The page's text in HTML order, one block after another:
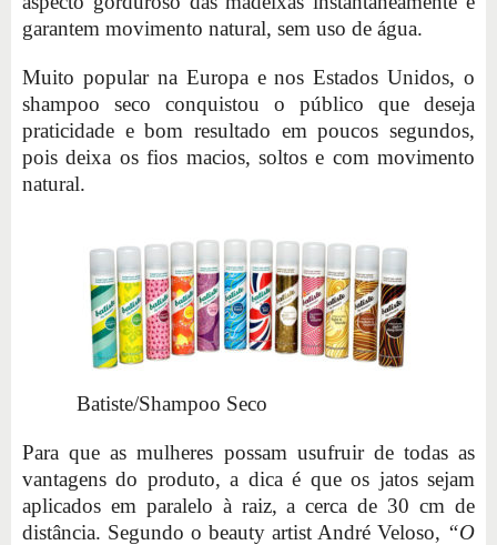
garantem movimento natural, sem uso de água.
Muito popular na Europa e nos Estados Unidos, o
shampoo seco conquistou o público que deseja
praticidade e bom resultado em poucos segundos,
pois deixa os fios macios, soltos e com movimento
natural.
Batiste/Shampoo Seco
Para que as mulheres possam usufruir de todas as
vantagens do produto, a dica é que os jatos sejam
aplicados em paralelo à raiz, a cerca de 30 cm de
distância. Segundo o beauty artist André Veloso, “O